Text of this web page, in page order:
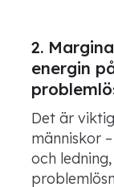
2.
energin
Det är
människor
och